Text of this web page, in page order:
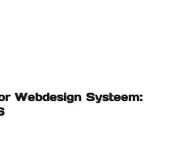
Webdesign Systeem: